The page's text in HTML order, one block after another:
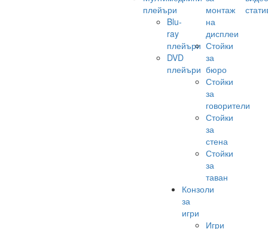
плейъри
Blu-
ray
плейъри
DVD
плейъри
монтаж
на
дисплеи
Стойки
за
бюро
Стойки
за
говорители
Стойки
за
стена
Стойки
за
таван
Конзоли
за
игри
Игри